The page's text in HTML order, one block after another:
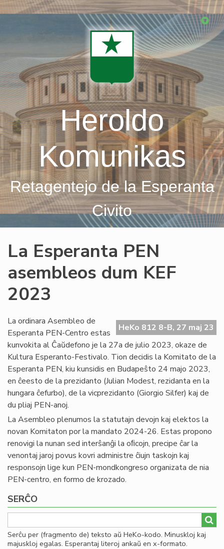
Skip
Heroldo
Komunikas
Retagentejo de la Esperanta
Civito
La Esperanta PEN
asembleos dum KEF
2023
HeKo 812 8-B, 27 maj 23
La ordinara Asembleo de
Esperanta PEN-Centro estas
kunvokita al Ĉaŭdefono je la 27a de julio 2023, okaze de
Kultura Esperanto-Festivalo. Tion decidis la Komitato de la
Esperanta PEN, kiu kunsidis en Budapeŝto 24 majo 2023,
en ĉeesto de la prezidanto (Julian Modest, rezidanta en la
hungara ĉefurbo), de la vicprezidanto (Giorgio Silfer) kaj de
du pliaj PEN-anoj.
La Asembleo plenumos la statutajn devojn kaj elektos la
novan Komitaton por la mandato 2024-26. Estas propono
renovigi la nunan sed interŝanĝi la oﬁcojn, precipe ĉar la
venontaj jaroj povus kovri administre ĉiujn taskojn kaj
responsojn lige kun PEN-mondkongreso organizata de nia
PEN-centro, en formo de krozado.
SERĈO
Serĉu per (fragmento de) teksto aŭ HeKo-kodo. Minuskloj kaj
majuskloj egalas. Esperantaj literoj ankaŭ en x-formato.